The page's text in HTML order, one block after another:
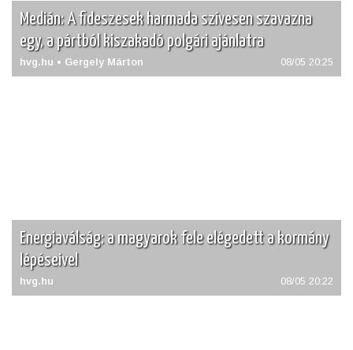
Medián: A fideszesek harmada szívesen szavazna
egy, a pártból kiszakadó polgári ajánlatra
hvg.hu • Gergely Márton 08/05 20:25
Energiaválság: a magyarok fele elégedett a kormány
lépéseivel
hvg.hu 08/05 20:22